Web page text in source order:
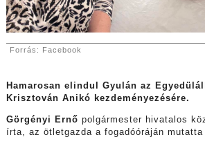
Forrás: Facebook
Hamarosan elindul Gyulán az
Krisztován Anikó kezdeményezésére.
Görgényi Ernő polgármester hivatalos
írta, az ötletgazda a fogadóóráján mutatta